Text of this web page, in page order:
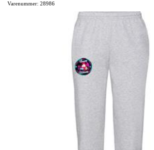
Varenummer: 28986